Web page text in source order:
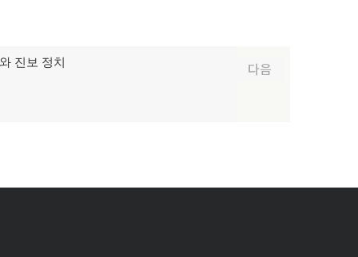
다음
진보 정치